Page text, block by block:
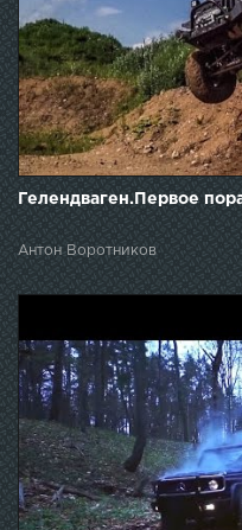
Гелендваген.Первое
Антон Воротников